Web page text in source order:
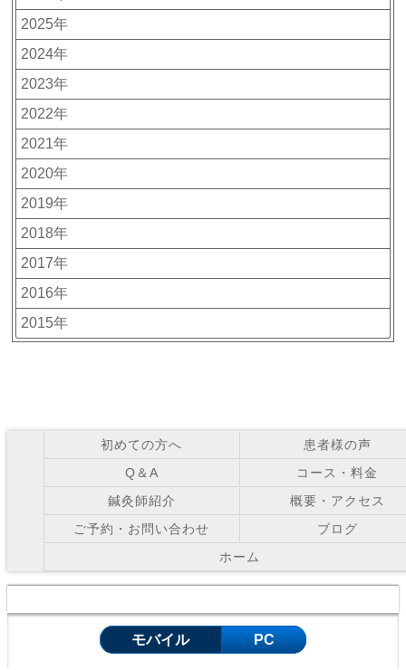
2025年
2024年
2023年
2022年
2021年
2020年
2019年
2018年
2017年
2016年
2015年
初めての方へ
患者様の声
Q＆A
コース・料金
鍼灸師紹介
概要・アクセス
ご予約・お問い合わせ
ブログ
ホーム
モバイル PC